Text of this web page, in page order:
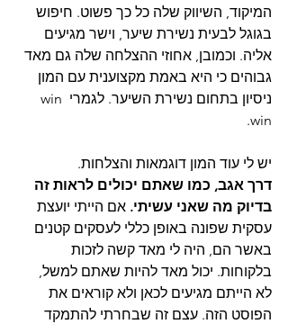
המיקוד, השיווק שלה כל כך פשוט. חיפוש
בגוגל לבעית נשירת שיער, וישר מגיעים
אליה. וכמובן, אחוזי ההצלחה שלה גם מאד
גבוהים כי היא באמת מקצוענית עם המון
ניסיון בתחום נשירת השיער. לגמרי win
win.
יש לי עוד המון דוגמאות והצלחות.
דרך אגב, כמו שאתם יכולים לראות זה
בדיוק מה שאני עשיתי. אם הייתי יועצת
עסקית שפונה באופן כללי לעסקים קטנים
באשר הם, היה לי מאד קשה לזכות
בלקוחות. יכול מאד להיות שאתם למשל,
לא הייתם מגיעים לכאן ולא קוראים את
הפוסט הזה. עצם זה שבחרתי להתמקד